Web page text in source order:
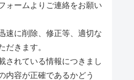
ォームよりご連絡をお願い
速に削除、修正等、適切な
だきます。
されている情報につきまし
内容が正確であるかどう